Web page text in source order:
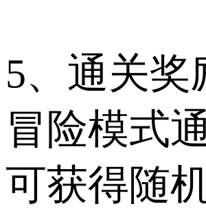
5、通关奖
冒险模式
可获得随